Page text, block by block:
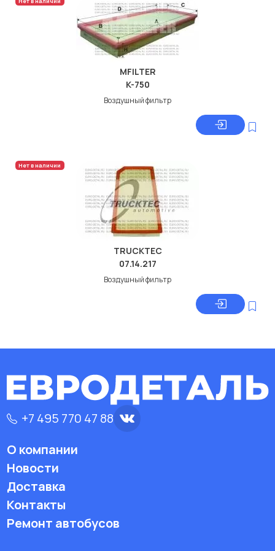
MFILTER
K-750
Воздушный фильтр
Нет в наличии
TRUCKTEC
07.14.217
Воздушный фильтр
+7 495 770 47 88
О компании
Новости
Доставка
Контакты
Ремонт автобусов